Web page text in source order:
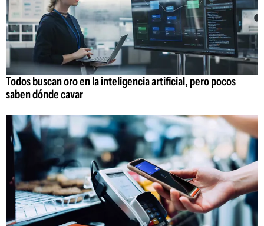
Todos buscan oro en la inteligencia artificial, pero pocos
saben dónde cavar